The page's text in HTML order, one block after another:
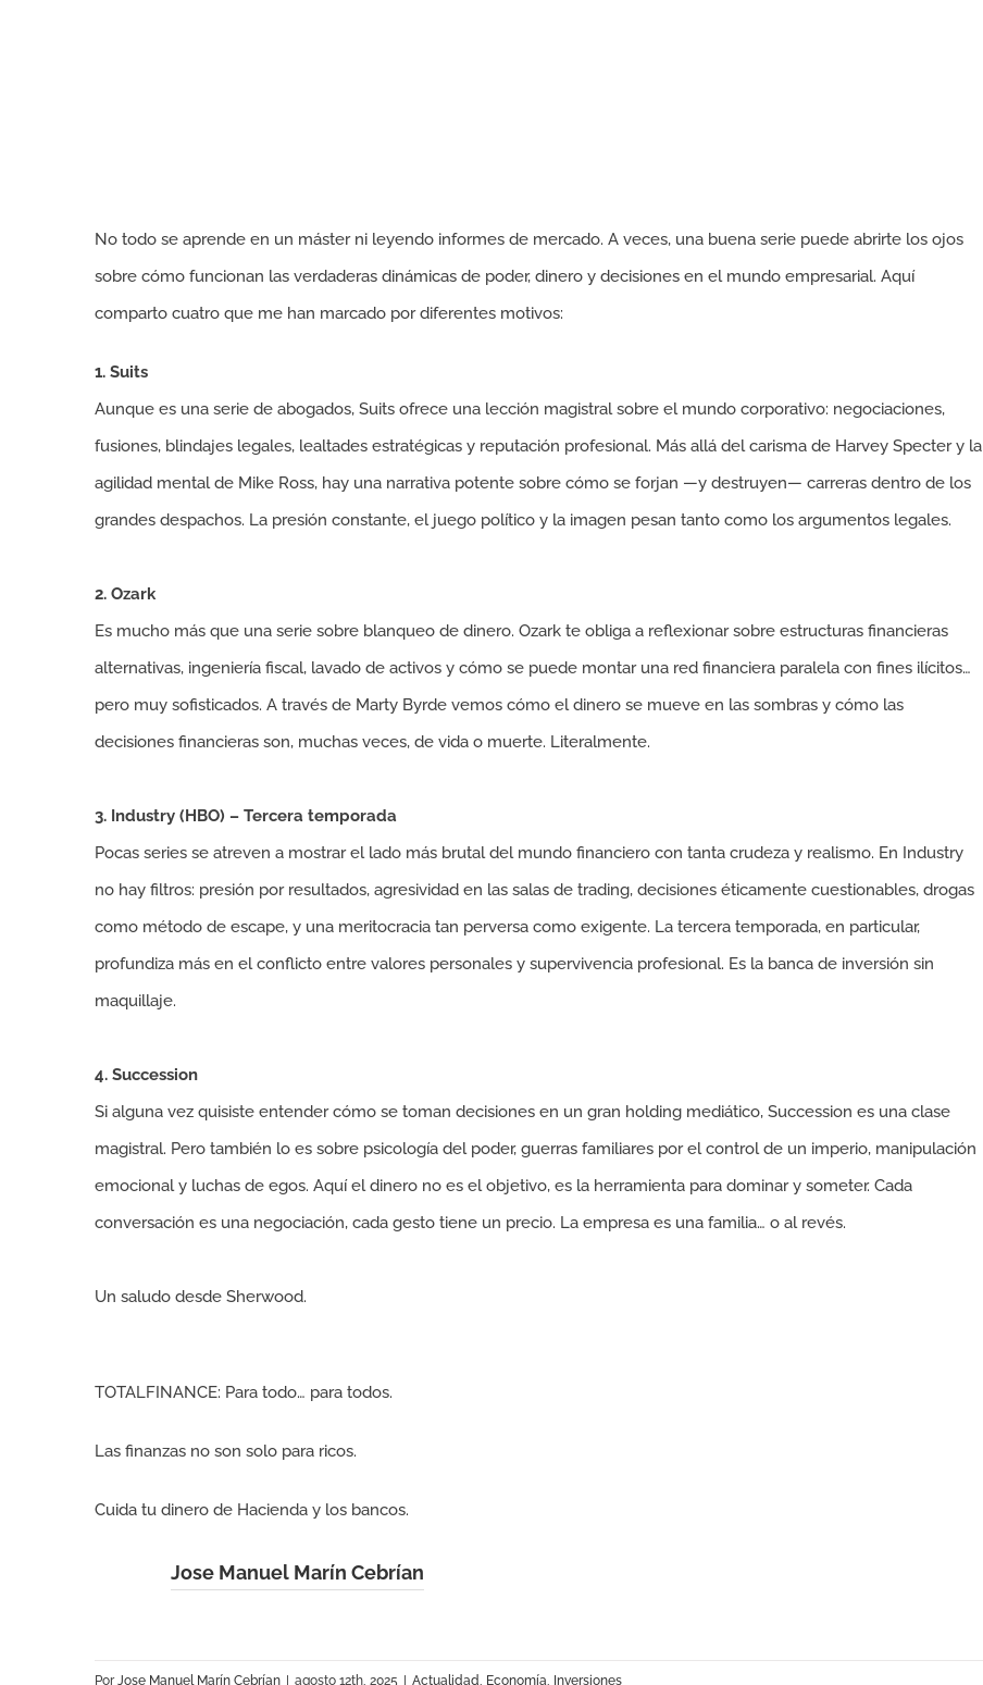
No todo se aprende en un máster ni leyendo informes de mercado. A veces, una buena serie puede abrirte los ojos
sobre cómo funcionan las verdaderas dinámicas de poder, dinero y decisiones en el mundo empresarial. Aquí
comparto cuatro que me han marcado por diferentes motivos:
1. Suits
Aunque es una serie de abogados, Suits ofrece una lección magistral sobre el mundo corporativo: negociaciones,
fusiones, blindajes legales, lealtades estratégicas y reputación profesional. Más allá del carisma de Harvey Specter y la
agilidad mental de Mike Ross, hay una narrativa potente sobre cómo se forjan —y destruyen— carreras dentro de los
grandes despachos. La presión constante, el juego político y la imagen pesan tanto como los argumentos legales.
2. Ozark
Es mucho más que una serie sobre blanqueo de dinero. Ozark te obliga a reflexionar sobre estructuras financieras
alternativas, ingeniería fiscal, lavado de activos y cómo se puede montar una red financiera paralela con fines ilícitos…
pero muy sofisticados. A través de Marty Byrde vemos cómo el dinero se mueve en las sombras y cómo las
decisiones financieras son, muchas veces, de vida o muerte. Literalmente.
3. Industry (HBO) – Tercera temporada
Pocas series se atreven a mostrar el lado más brutal del mundo financiero con tanta crudeza y realismo. En Industry
no hay filtros: presión por resultados, agresividad en las salas de trading, decisiones éticamente cuestionables, drogas
como método de escape, y una meritocracia tan perversa como exigente. La tercera temporada, en particular,
profundiza más en el conflicto entre valores personales y supervivencia profesional. Es la banca de inversión sin
maquillaje.
4. Succession
Si alguna vez quisiste entender cómo se toman decisiones en un gran holding mediático, Succession es una clase
magistral. Pero también lo es sobre psicología del poder, guerras familiares por el control de un imperio, manipulación
emocional y luchas de egos. Aquí el dinero no es el objetivo, es la herramienta para dominar y someter. Cada
conversación es una negociación, cada gesto tiene un precio. La empresa es una familia… o al revés.
Un saludo desde Sherwood.
TOTALFINANCE: Para todo… para todos.
Las finanzas no son solo para ricos.
Cuida tu dinero de Hacienda y los bancos.
Jose Manuel Marín Cebrían
PorJose Manuel Marín Cebrían | agosto 12th, 2025 | Actualidad, Economía, Inversiones